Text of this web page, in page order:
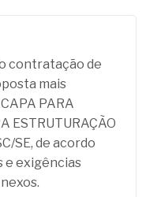
contratação de
mais
PARA
ESTRUTURAÇÃO
SE, de acordo
e exigências